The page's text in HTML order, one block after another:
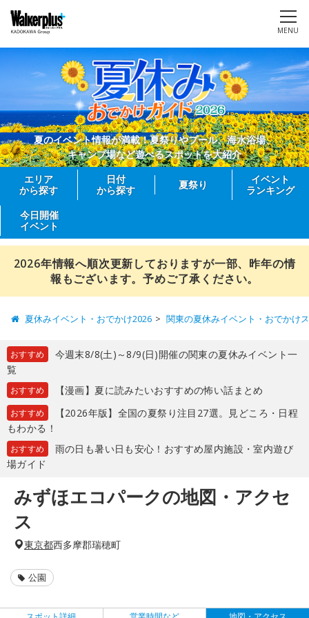
MENU
夏のイベント情報が満載！夏祭りやプール、海水浴場、
キャンプ場など遊べるスポットを大紹介
エリア
から探す
日付
から探す
夏祭り
イベント
ランキング
今日開催
イベント
2026年情報へ順次更新しておりますが一部、昨年の情
報もございます。予めご了承ください。
夏休みイベント・おでかけ2026 関東の夏休みイベント・おでかけ
おすすめ
今週末8/8(土)～8/9(日)開催の関東の夏休みイベント一
覧
おすすめ 【漫画】夏に読みたいおすすめの怖い話まとめ
おすすめ
【2026年版】全国の夏祭り注目27選。見どころ・日程
もわかる！
おすすめ
雨の日も暑い日も安心！おすすめ屋内施設・室内遊び
場ガイド
みずほエコパークの地図・アクセ
ス
東京都西多摩郡瑞穂町
公園